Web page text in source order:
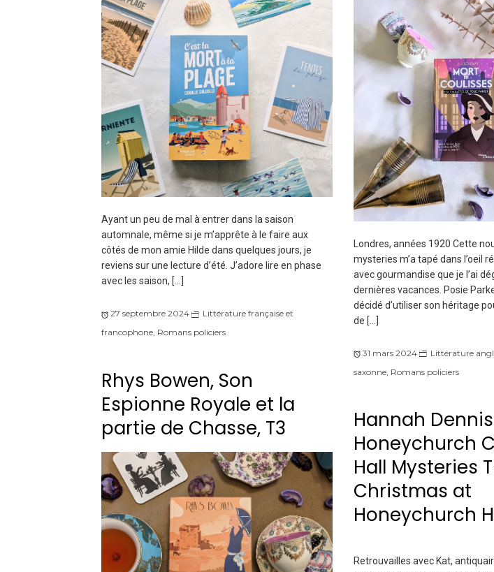
Ayant un peu de mal à entrer dans la saison
automnale, même si je m’apprête à le faire aux
côtés de mon amie Hilde dans quelques jours, je
reviens sur une lecture d’été. J’adore lire en phase
avec les saison, […]
27 septembre 2024
Littérature française et
francophone, Romans policiers
Londres, années 1920 Cette
mysteries m’a tapé dans l’oeil
avec gourmandise que je l’ai
dernières vacances. Posie
décidé d’utiliser son héritage
de […]
31 mars 2024 Littérature
saxonne, Romans policiers
Rhys Bowen, Son
Espionne Royale et la
partie de Chasse, T3
Hannah
Honeychurch
Hall Mysteries
Christmas at
Honeychurch
Retrouvailles avec Kat,